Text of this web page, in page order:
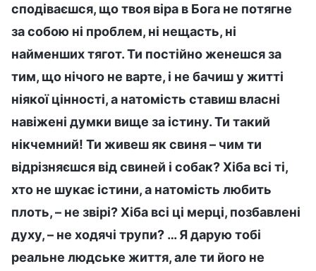
сподіваєшся, що твоя віра в Бога не потягне
за собою ні проблем, ні нещасть, ні
найменших тягот. Ти постійно женешся за
тим, що нічого не варте, і не бачиш у житті
ніякої цінності, а натомість ставиш власні
навіжені думки вище за істину. Ти такий
нікчемний! Ти живеш як свиня – чим ти
відрізняєшся від свиней і собак? Хіба всі ті,
хто не шукає істини, а натомість любить
плоть, – не звірі? Хіба всі ці мерці, позбавлені
духу, – не ходячі трупи? … Я дарую тобі
реальне людське життя, але ти його не